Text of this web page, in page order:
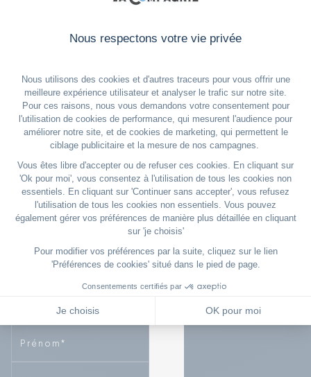
Inscrivez vous à notre
newsletter